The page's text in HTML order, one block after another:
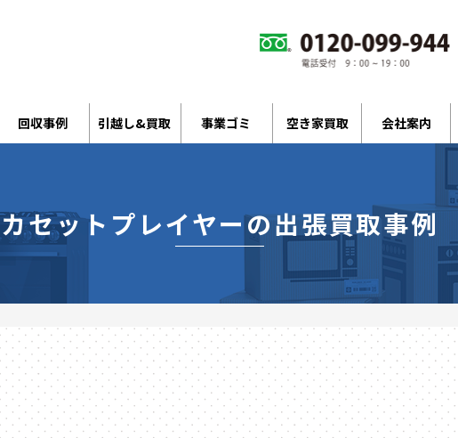
回収事例 引越し&買取 事業ゴミ 空き家買取 会社案内
カセットプレイヤーの出張買取事例